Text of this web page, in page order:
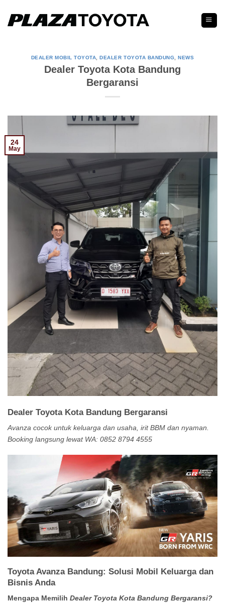
content
DEALER MOBIL TOYOTA ,DEALER TOYOTA BANDUNG ,NEWS
Dealer Toyota Kota Bandung
Bergaransi
24
May
Dealer Toyota Kota Bandung Bergaransi
Avanza cocok untuk keluarga dan usaha, irit BBM dan nyaman.
Booking langsung lewat WA: 0852 8794 4555
Toyota Avanza Bandung: Solusi Mobil Keluarga dan
Bisnis Anda
Mengapa Memilih Dealer Toyota Kota Bandung Bergaransi?